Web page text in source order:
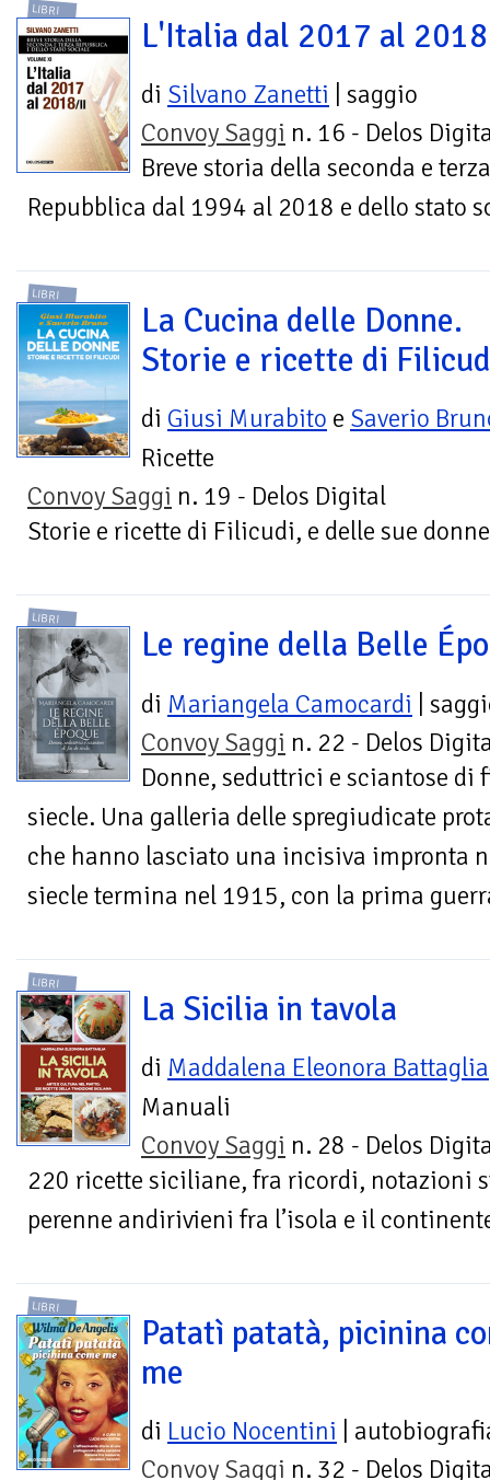
LIBRI
L'Italia dal 2017 al
di Silvano Zanetti | saggio
Convoy Saggi n. 16 - Delos
Breve storia della seconda e terza
Repubblica dal 1994 al 2018 e dello stato
LIBRI
La Cucina delle Donne.
Storie e ricette di
di Giusi Murabito e Saverio
Ricette
Convoy Saggi n. 19 - Delos Digital
Storie e ricette di Filicudi, e delle sue donne
LIBRI
Le regine della Belle
di Mariangela Camocardi |
Convoy Saggi n. 22 - Delos
Donne, seduttrici e sciantose di
siecle. Una galleria delle spregiudicate
che hanno lasciato una incisiva impronta
siecle termina nel 1915, con la prima
LIBRI
La Sicilia in tavola
di Maddalena Eleonora Battaglia
Manuali
Convoy Saggi n. 28 - Delos
220 ricette siciliane, fra ricordi, notazioni
perenne andirivieni fra l’isola e il
LIBRI
Patatì patatà, picinina
me
di Lucio Nocentini |
Convoy Saggi n. 32 - Delos